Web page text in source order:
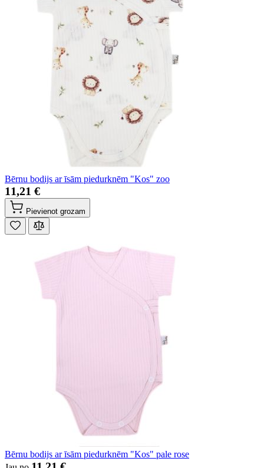
Bērnu bodijs ar īsām piedurknēm "Kos" zoo
11,21 €
Pievienot grozam
Bērnu bodijs ar īsām piedurknēm "Kos" pale rose